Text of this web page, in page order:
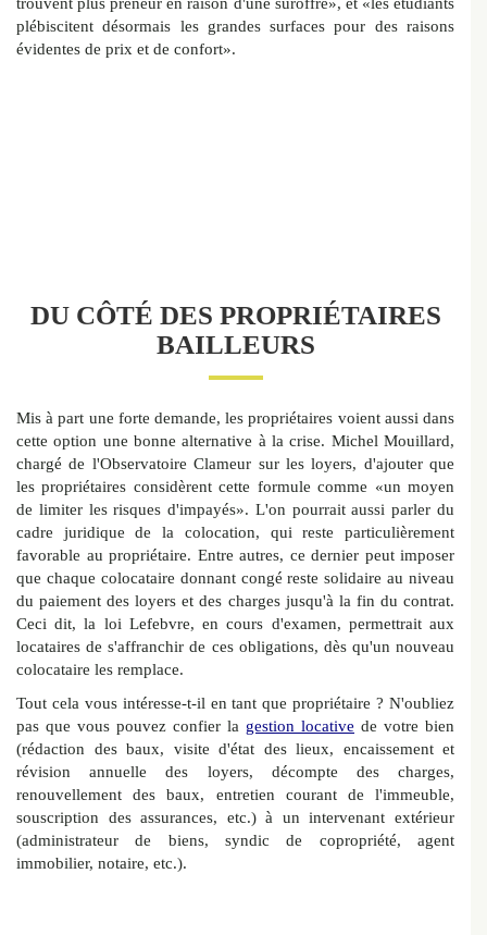
trouvent plus preneur en raison d'une suroffre», et «les étudiants
plébiscitent désormais les grandes surfaces pour des raisons
évidentes de prix et de confort».
DU CÔTÉ DES PROPRIÉTAIRES
BAILLEURS
Mis à part une forte demande, les propriétaires voient aussi dans
cette option une bonne alternative à la crise. Michel Mouillard,
chargé de l'Observatoire Clameur sur les loyers, d'ajouter que
les propriétaires considèrent cette formule comme «un moyen
de limiter les risques d'impayés». L'on pourrait aussi parler du
cadre juridique de la colocation, qui reste particulièrement
favorable au propriétaire. Entre autres, ce dernier peut imposer
que chaque colocataire donnant congé reste solidaire au niveau
du paiement des loyers et des charges jusqu'à la fin du contrat.
Ceci dit, la loi Lefebvre, en cours d'examen, permettrait aux
locataires de s'affranchir de ces obligations, dès qu'un nouveau
colocataire les remplace.
Tout cela vous intéresse-t-il en tant que propriétaire ? N'oubliez
pas que vous pouvez confier la gestion locative de votre bien
(rédaction des baux, visite d'état des lieux, encaissement et
révision annuelle des loyers, décompte des charges,
renouvellement des baux, entretien courant de l'immeuble,
souscription des assurances, etc.) à un intervenant extérieur
(administrateur de biens, syndic de copropriété, agent
immobilier, notaire, etc.).